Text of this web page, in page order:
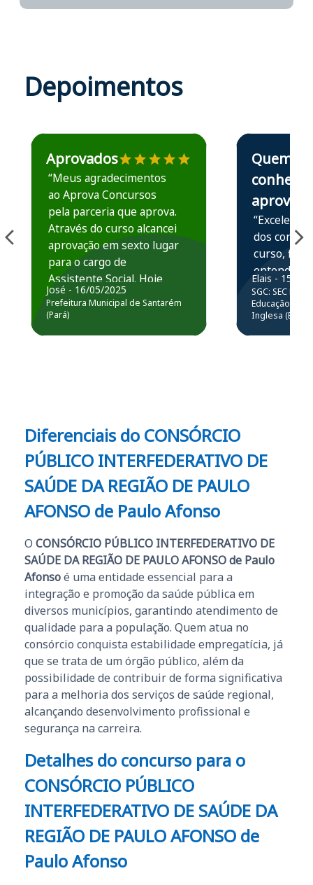
Depoimentos
Estudante José recomenda o Aprova Concursos em
Aprovados
“Meus agradecimentos
ao Aprova Concursos
pela parceria que aprova.
Através do curso alcancei
aprovação em sexto lugar
para o cargo de
Assistente Social. Hoje
estou atuando na
Prefeitura de Santarém.
José - 16/05/2025
Prefeitura Municipal de Santarém
(Pará)
Estudante Elais
Quem
conhece,
aprova
“Excelente
dos
curso,
entender e
prática
resolução
questões.”
Elais - 15/07/
SGC: SEC BA
Educação
Inglesa (Edital
Diferenciais do CONSÓRCIO
PÚBLICO INTERFEDERATIVO DE
SAÚDE DA REGIÃO DE PAULO
AFONSO de Paulo Afonso
O CONSÓRCIO PÚBLICO INTERFEDERATIVO DE
SAÚDE DA REGIÃO DE PAULO AFONSO de Paulo
Afonsoé uma entidade essencial para a
integração e promoção da saúde pública em
diversos municípios, garantindo atendimento de
qualidade para a população. Quem atua no
consórcio conquista estabilidade empregatícia, já
que se trata de um órgão público, além da
possibilidade de contribuir de forma significativa
para a melhoria dos serviços de saúde regional,
alcançando desenvolvimento profissional e
segurança na carreira.
Detalhes do concurso para o
CONSÓRCIO PÚBLICO
INTERFEDERATIVO DE SAÚDE DA
REGIÃO DE PAULO AFONSO de
Paulo Afonso